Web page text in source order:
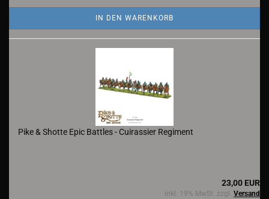
IN DEN WARENKORB
Pike & Shotte Epic Battles - Cuirassier Regiment
23,00 EUR
inkl. 19% MwSt. zzgl. Versand